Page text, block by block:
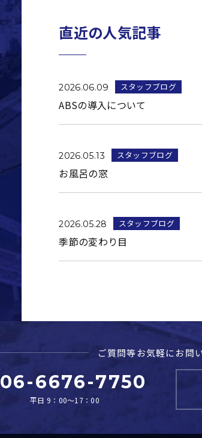
直近の人気記事
2026.06.09 スタッフブログ
ABSの導入について
2026.05.13 スタッフブログ
お風呂の窓
2026.05.28 スタッフブログ
季節の変わり目
ご質問等お気軽にお問
06-6676-7750
平日 9：00～17：00